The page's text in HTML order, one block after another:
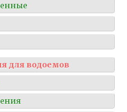
для водоемов